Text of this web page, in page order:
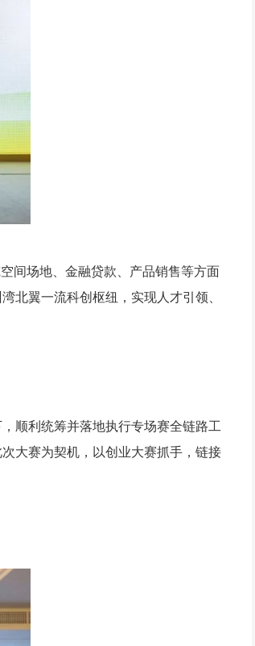
间场地、金融贷款、产品销售等方面
北翼一流科创枢纽，实现人才引领、
顺利统筹并落地执行专场赛全链路工
大赛为契机，以创业大赛抓手，链接